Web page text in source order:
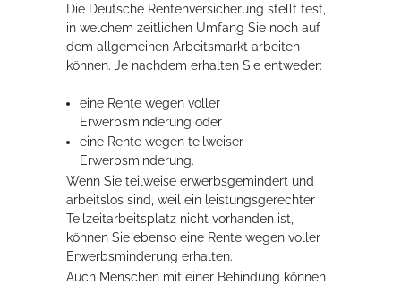
mehr dazu...
Erleben in Hockenheim
Die Deutsche Rentenversicherung stellt fest,
in welchem zeitlichen Umfang Sie noch auf
dem allgemeinen Arbeitsmarkt arbeiten
können. Je nachdem erhalten Sie entweder:
eine Rente wegen voller
Erwerbsminderung oder
eine Rente wegen teilweiser
Erwerbsminderung.
Wenn Sie teilweise erwerbsgemindert und
arbeitslos sind, weil ein leistungsgerechter
Teilzeitarbeitsplatz nicht vorhanden ist,
können Sie ebenso eine Rente wegen voller
Erwerbsminderung erhalten.
Auch Menschen mit einer Behindung können